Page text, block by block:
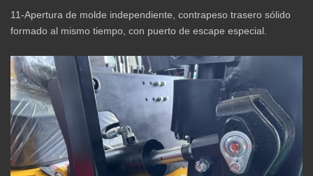
11-Apertura de molde independiente, contrapeso trasero sólido
formado al mismo tiempo, con puerto de escape especial.